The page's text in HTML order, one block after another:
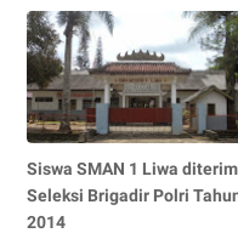
Siswa SMAN 1 Liwa
Seleksi Brigadir Polri
2014